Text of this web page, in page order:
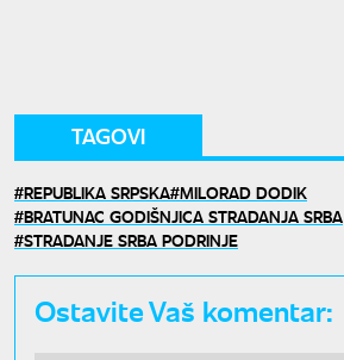
TAGOVI
REPUBLIKA SRPSKA MILORAD DODIK
BRATUNAC GODIŠNJICA STRADANJA SRBA
STRADANJE SRBA PODRINJE
Ostavite Vaš komentar: